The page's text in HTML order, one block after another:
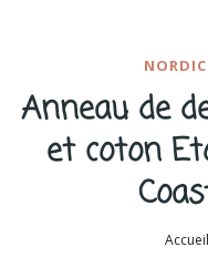
Anneau de
et coton
Accueil